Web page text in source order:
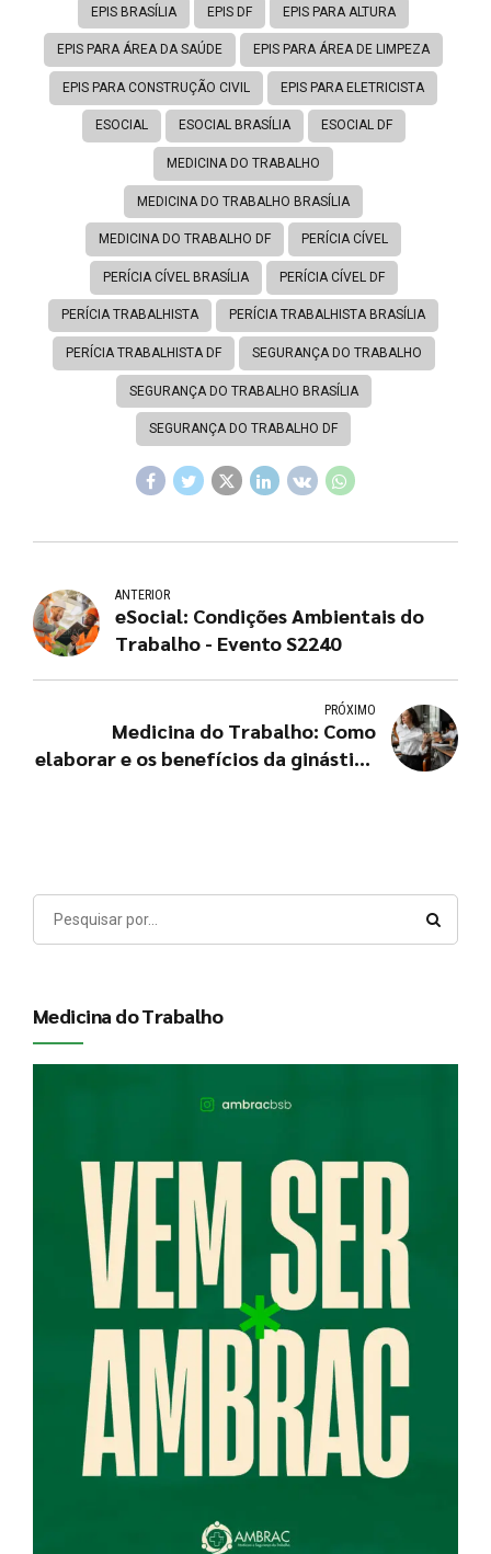
EPIS BRASÍLIA EPIS DF EPIS PARA ALTURA
EPIS PARA ÁREA DA SAÚDE EPIS PARA ÁREA DE LIMPEZA
EPIS PARA CONSTRUÇÃO CIVIL EPIS PARA ELETRICISTA
ESOCIAL ESOCIAL BRASÍLIA ESOCIAL DF
MEDICINA DO TRABALHO
MEDICINA DO TRABALHO BRASÍLIA
MEDICINA DO TRABALHO DF PERÍCIA CÍVEL
PERÍCIA CÍVEL BRASÍLIA PERÍCIA CÍVEL DF
PERÍCIA TRABALHISTA PERÍCIA TRABALHISTA BRASÍLIA
PERÍCIA TRABALHISTA DF SEGURANÇA DO TRABALHO
SEGURANÇA DO TRABALHO BRASÍLIA
SEGURANÇA DO TRABALHO DF
ANTERIOR
eSocial: Condições Ambientais do
Trabalho - Evento S2240
PRÓXIMO
Medicina do Trabalho: Como
elaborar e os benefícios da ginástica
Medicina do Trabalho